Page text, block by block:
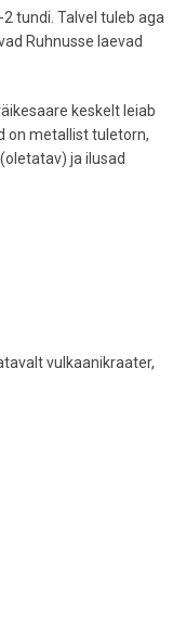
tundi. Talvel tuleb aga
Ruhnusse laevad
keskelt leiab
on metallist tuletorn,
ja ilusad
vulkaanikraater,